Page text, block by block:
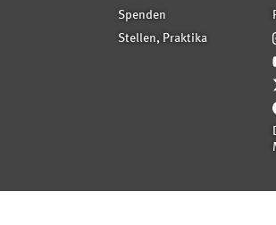
Spenden
Stellen, Praktika